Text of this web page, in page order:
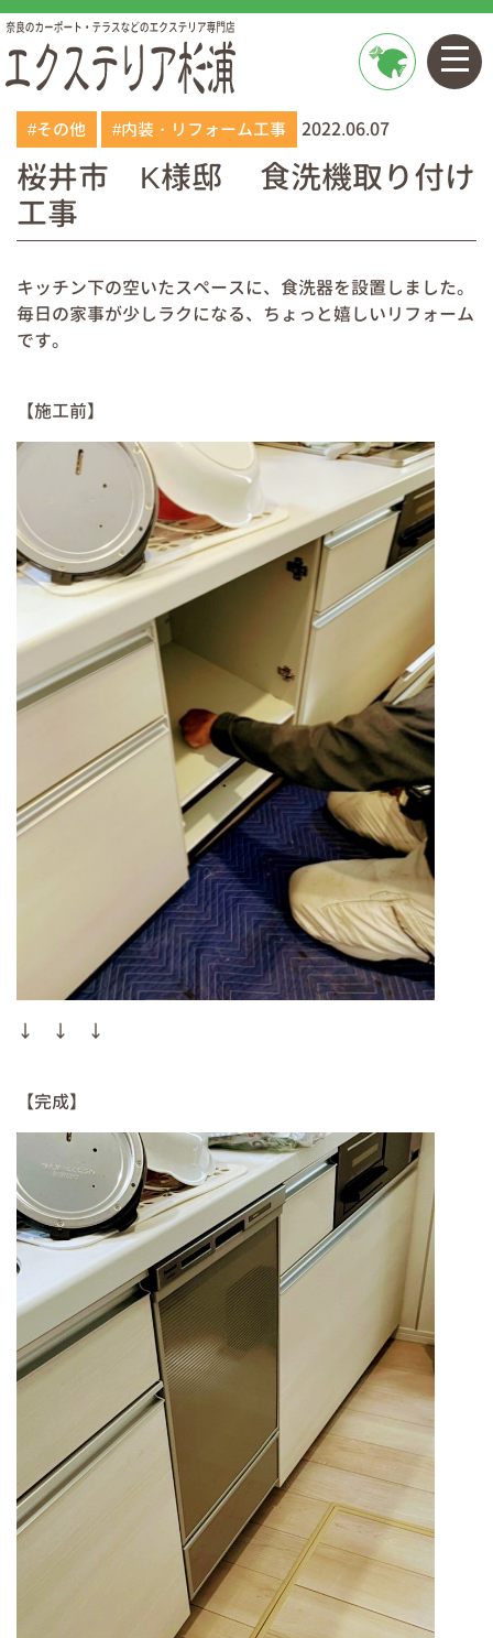
合わせ
#その他 #内装・リフォーム工事 2022.06.07
桜井市 K様邸 食洗機取り付け
工事
キッチン下の空いたスペースに、食洗器を設置しました。
毎日の家事が少しラクになる、ちょっと嬉しいリフォーム
です。
【施工前】
↓ ↓ ↓
【完成】